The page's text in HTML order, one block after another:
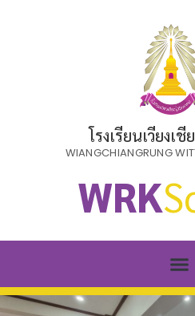
โรงเรียนเวียงเ
WIANGCHIANGRUNG
WRK